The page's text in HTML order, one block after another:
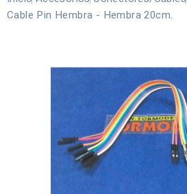
Cable Pin Hembra - Hembra 20cm.